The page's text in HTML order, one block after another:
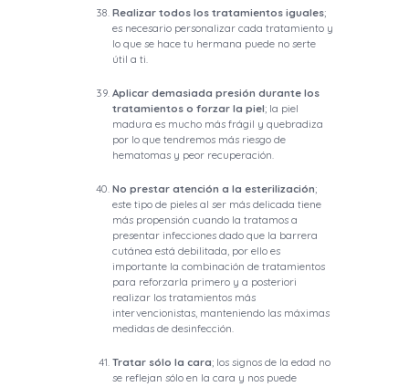
Realizar todos los tratamientos iguales;
es necesario personalizar cada tratamiento y
lo que se hace tu hermana puede no serte
útil a ti.
Aplicar demasiada presión durante los
tratamientos o forzar la piel; la piel
madura es mucho más frágil y quebradiza
por lo que tendremos más riesgo de
hematomas y peor recuperación.
No prestar atención a la esterilización;
este tipo de pieles al ser más delicada tiene
más propensión cuando la tratamos a
presentar infecciones dado que la barrera
cutánea está debilitada, por ello es
importante la combinación de tratamientos
para reforzarla primero y a posteriori
realizar los tratamientos más
intervencionistas, manteniendo las máximas
medidas de desinfección.
Tratar sólo la cara; los signos de la edad no
se reflejan sólo en la cara y nos puede